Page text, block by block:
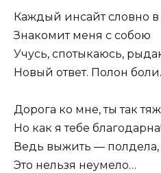
Каждый инсайт словно
Знакомит меня с собою
Учусь, спотыкаюсь,
Новый ответ. Полон боли.
Дорога ко мне, ты так
Но как я тебе благодарна!
Ведь выжить — полдела,
Это нельзя неумело…